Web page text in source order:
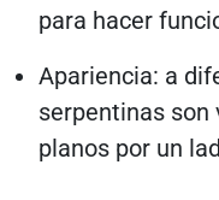
para hacer
Apariencia: a
serpentinas son
planos por un